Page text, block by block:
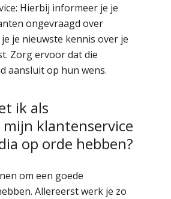
Hierbij informeer je je
ongevraagd over
je nieuwste kennis over je
Zorg ervoor dat die
aansluit op hun wens.
ik als
klantenservice
op orde hebben?
om een goede
Allereerst werk je zo